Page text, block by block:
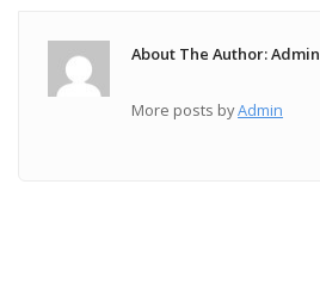
About The Author: Admin
More posts byAdmin